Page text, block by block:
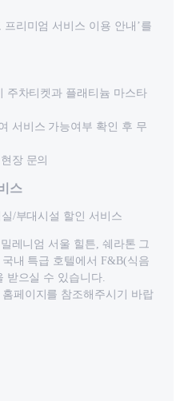
리미엄 서비스 이용 안내’를
주차티켓과 플래티늄 마스타
서비스 가능여부 확인 후 무
장 문의
스
/부대시설 할인 서비스
레니엄 서울 힐튼, 쉐라톤 그
내 특급 호텔에서 F&B(식음
받으실 수 있습니다.
페이지를 참조해주시기 바랍